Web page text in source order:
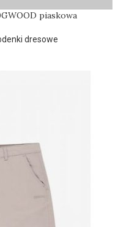
piaskowa
dresowe